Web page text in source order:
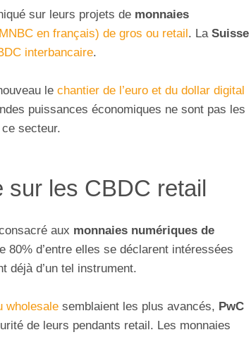
sur leurs projets de monnaies
en français) de gros ou retail. La Suisse
interbancaire.
le chantier de l’euro et du dollar digital
puissances économiques ne sont pas les
secteur.
sur les CBDC retail
aux monnaies numériques de
80% d’entre elles se déclarent intéressées
déjà d’un tel instrument.
wholesale semblaient les plus avancés, PwC
de leurs pendants retail. Les monnaies